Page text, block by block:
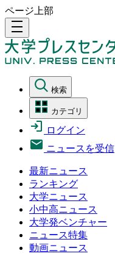
ページ上部
density_medium
検索
カテゴリ
ログイン
ニュースを受信
最新ニュース
ランキング
大学ニュース
小中高ニュース
大学発ベンチャー
ニュース特集
動画ニュース